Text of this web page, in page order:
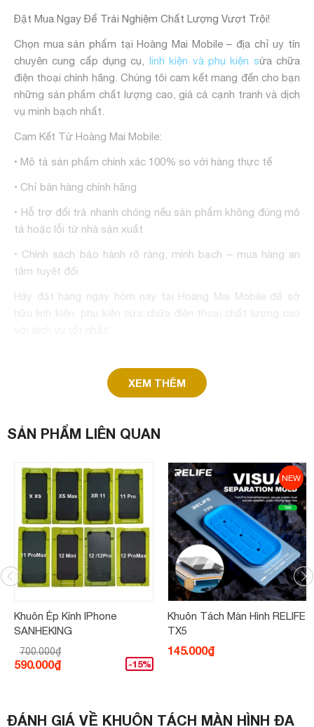
Đặt Mua Ngay Để Trải Nghiệm Chất Lượng Vượt Trội!
Chọn mua sản phẩm tại Hoàng Mai Mobile – địa chỉ uy tín
chuyên cung cấp dụng cụ,
linh kiện và phụ kiện sửa chữa
điện thoại chính hãng. Chúng tôi cam kết mang đến cho bạn
những sản phẩm chất lượng cao, giá cả cạnh tranh và dịch
vụ minh bạch nhất.
Cam Kết Từ Hoàng Mai Mobile:
• Mô tả sản phẩm chính xác 100% so với hàng thực tế
• Chỉ bán hàng chính hãng
• Hỗ trợ đổi trả nhanh chóng nếu sản phẩm không đúng mô
tả hoặc lỗi từ nhà sản xuất
• Chính sách bảo hành rõ ràng, minh bạch – mua hàng an
tâm tuyệt đối
Hãy đặt hàng ngay hôm nay tại Hoàng Mai Mobile để sở
hữu linh kiện, phụ kiện sửa chữa điện thoại chất lượng cao
XEM THÊM
SẢN PHẨM LIÊN QUAN
Khuôn Ép Kính IPhone
SANHEKING
700.000₫
590.000₫ -15%
NEW
Khuôn Tách Màn Hình RELIFE
TX5
145.000₫
ĐÁNH GIÁ VỀ KHUÔN TÁCH MÀN HÌNH ĐA